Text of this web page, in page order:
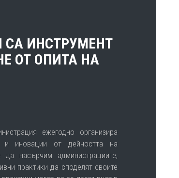
СА ИНСТРУМЕНТ
ОТ ОПИТА НА
ежегодно организира
и иновации от дейността на
насърчим администрациите,
практики да споделят своите